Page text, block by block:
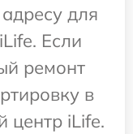
для
Если
ремонт
в
центр iLife.